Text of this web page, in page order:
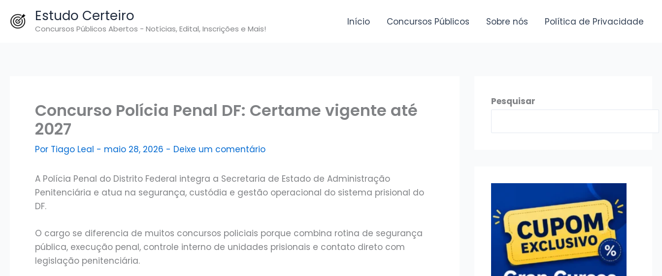
para
Estudo Certeiro
Concursos Públicos Abertos - Notícias, Edital, Inscrições e Mais!
Início Concursos Públicos Sobre nós Política de Privacidade
Concurso Polícia Penal DF: Certame vigente até
2027
Por Tiago Leal - maio 28, 2026 - Deixe um comentário
A Polícia Penal do Distrito Federal integra a Secretaria de Estado de Administração
Penitenciária e atua na segurança, custódia e gestão operacional do sistema prisional do
DF.
O cargo se diferencia de muitos concursos policiais porque combina rotina de segurança
pública, execução penal, controle interno de unidades prisionais e contato direto com
legislação penitenciária.
Pesquisar